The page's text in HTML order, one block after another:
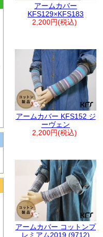
アームカバー
KFS129×KFS183
2,200円(税込)
アームカバー KFS152 ジ
ーヴェン
2,200円(税込)
アームカバー コットンプ
レミアム2019 (9712)